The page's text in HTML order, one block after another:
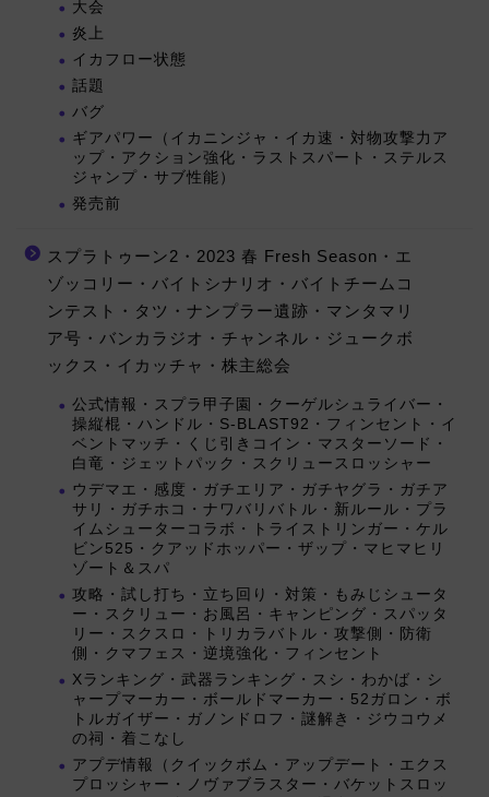
大会
炎上
イカフロー状態
話題
バグ
ギアパワー（イカニンジャ・イカ速・対物攻撃力ア
ップ・アクション強化・ラストスパート・ステルス
ジャンプ・サブ性能）
発売前
スプラトゥーン2・2023 春 Fresh Season・エ
ゾッコリー・バイトシナリオ・バイトチームコ
ンテスト・タツ・ナンプラー遺跡・マンタマリ
ア号・バンカラジオ・チャンネル・ジュークボ
ックス・イカッチャ・株主総会
公式情報・スプラ甲子園・クーゲルシュライバー・
操縦棍・ハンドル・S-BLAST92・フィンセント・イ
ベントマッチ・くじ引きコイン・マスターソード・
白竜・ジェットパック・スクリュースロッシャー
ウデマエ・感度・ガチエリア・ガチヤグラ・ガチア
サリ・ガチホコ・ナワバリバトル・新ルール・プラ
イムシューターコラボ・トライストリンガー・ケル
ビン525・クアッドホッパー・ザップ・マヒマヒリ
ゾート＆スパ
攻略・試し打ち・立ち回り・対策・もみじシュータ
ー・スクリュー・お風呂・キャンピング・スパッタ
リー・スクスロ・トリカラバトル・攻撃側・防衛
側・クマフェス・逆境強化・フィンセント
Xランキング・武器ランキング・スシ・わかば・シ
ャープマーカー・ボールドマーカー・52ガロン・ボ
トルガイザー・ガノンドロフ・謎解き・ジウコウメ
の祠・着こなし
アプデ情報（クイックボム・アップデート・エクス
プロッシャー・ノヴァブラスター・バケットスロッ